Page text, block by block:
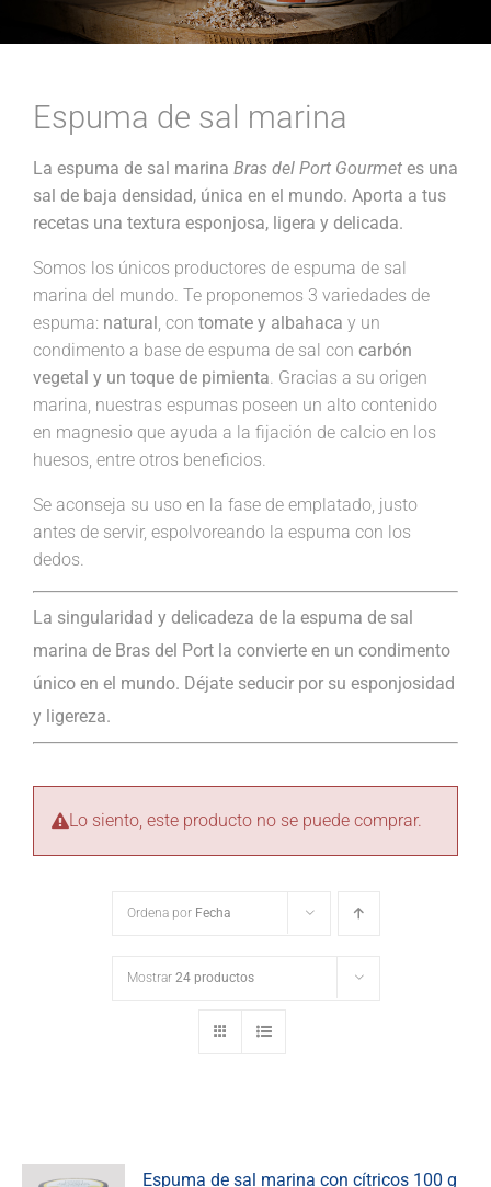
Espuma de sal marina
La espuma de sal marina Bras del Port Gourmet es una
sal de baja densidad, única en el mundo. Aporta a tus
recetas una textura esponjosa, ligera y delicada.
Somos los únicos productores de espuma de sal
marina del mundo. Te proponemos 3 variedades de
espuma: natural, con tomate y albahaca y un
condimento a base de espuma de sal con carbón
vegetal y un toque de pimienta. Gracias a su origen
marina, nuestras espumas poseen un alto contenido
en magnesio que ayuda a la fijación de calcio en los
huesos, entre otros beneficios.
Se aconseja su uso en la fase de emplatado, justo
antes de servir, espolvoreando la espuma con los
dedos.
La singularidad y delicadeza de la espuma de sal
marina de Bras del Port la convierte en un condimento
único en el mundo. Déjate seducir por su esponjosidad
y ligereza.
Lo siento, este producto no se puede comprar.
Ordena por Fecha
Mostrar 24 productos
Espuma de sal marina con cítricos 100 g